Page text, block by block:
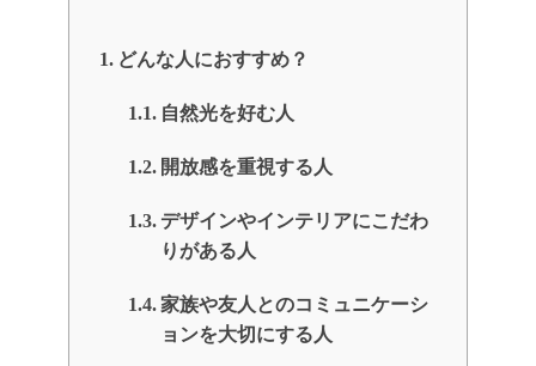
どんな人におすすめ？
自然光を好む人
開放感を重視する人
デザインやインテリアにこだわ
りがある人
家族や友人とのコミュニケーシ
ョンを大切にする人